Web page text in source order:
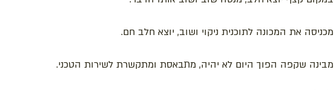
מכניסה את המכונה לתוכנית ניקוי ושוב, יוצא חלב חם.
מבינה שקפה הפוך היום לא יהיה, מתבאסת ומתקשרת לשירות הטכני.